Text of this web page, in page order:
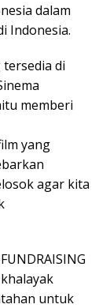
dalam
Indonesia.
di
memberi
yang
agar kita
untuk